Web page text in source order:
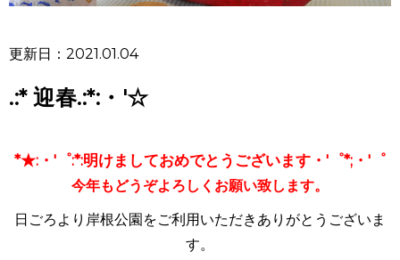
更新日：2021.01.04
.:* 迎春.:*:・'☆
*★:・'゜:*:明けましておめでとうございます ・'゜*;・'゜
今年もどうぞよろしくお願い致します。
日ごろより岸根公園をご利用いただきありがとうございま
す。